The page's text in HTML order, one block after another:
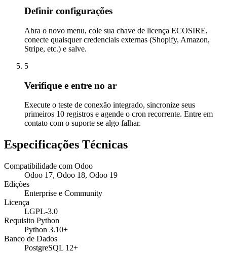
Definir configurações
Abra o novo menu, cole sua chave de licença ECOSIRE,
conecte quaisquer credenciais externas (Shopify, Amazon,
Stripe, etc.) e salve.
5
Verifique e entre no ar
Execute o teste de conexão integrado, sincronize seus
primeiros 10 registros e agende o cron recorrente. Entre em
contato com o suporte se algo falhar.
Especificações Técnicas
Compatibilidade com Odoo
Odoo 17, Odoo 18, Odoo 19
Edições
Enterprise e Community
Licença
LGPL-3.0
Requisito Python
Python 3.10+
Banco de Dados
PostgreSQL 12+